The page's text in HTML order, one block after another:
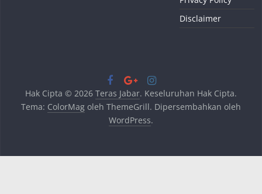
Disclaimer
Hak Cipta © 2026 Teras Jabar. Keseluruhan Hak Cipta.
Tema: ColorMagoleh ThemeGrill. Dipersembahkan oleh
WordPress.